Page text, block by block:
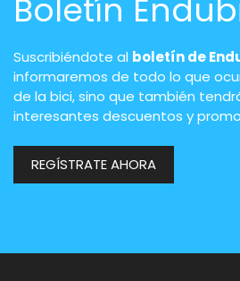
Boletín
Suscribiéndote al boletín de
informaremos de todo lo que
de la bici, sino que también
interesantes descuentos y
REGÍSTRATE AHORA